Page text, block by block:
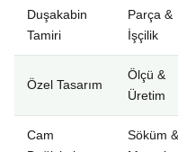
Duşakabin
Tamiri
Parça &
İşçilik
Özel Tasarım
Ölçü &
Üretim
Cam
Söküm &